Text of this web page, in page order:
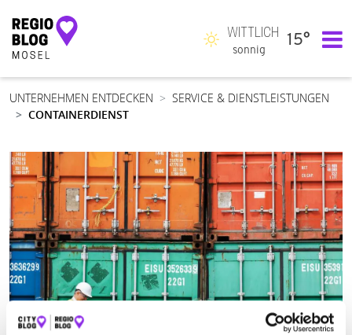
Hauptnavigation
WITTLICH
sonnig
15°
UNTERNEHMEN ENTDECKEN
SERVICE & DIENSTLEISTUNGEN
CONTAINERDIENST